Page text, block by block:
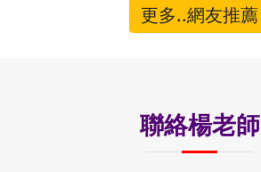
更多..網友推薦
聯絡楊老師